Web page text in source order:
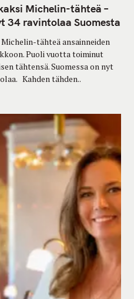
Michelin-tähteä –
34 ravintolaa Suomesta
tähteä ansainneiden
Puoli vuotta toiminut
tähtensä. Suomessa on nyt
Kahden tähden..